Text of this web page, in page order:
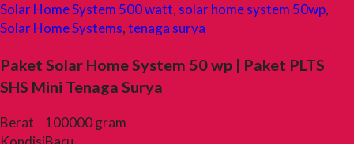
Solar Home System 500 watt, solar home system 50wp,
Solar Home Systems,tenaga surya
Paket Solar Home System 50 wp | Paket PLTS
SHS Mini Tenaga Surya
Berat
100000 gram